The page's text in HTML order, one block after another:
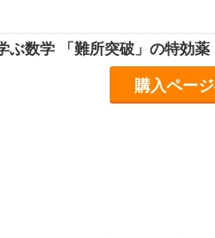
ぶ数学 「難所突破」の特効薬
購入ペー